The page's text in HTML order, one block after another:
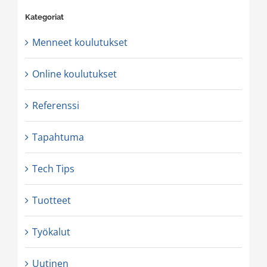
Kategoriat
Menneet koulutukset
Online koulutukset
Referenssi
Tapahtuma
Tech Tips
Tuotteet
Työkalut
Uutinen